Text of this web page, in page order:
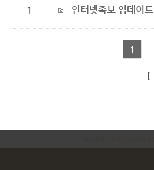
1 인터넷족보 업데이트
1
[